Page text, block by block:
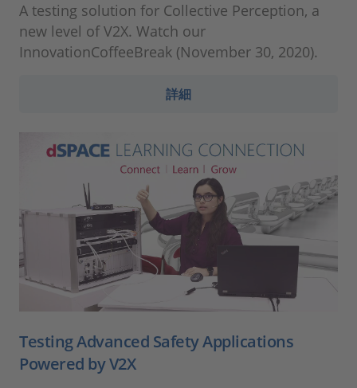
A testing solution for Collective Perception, a
new level of V2X. Watch our
InnovationCoffeeBreak (November 30, 2020).
詳細
Testing Advanced Safety Applications
Powered by V2X